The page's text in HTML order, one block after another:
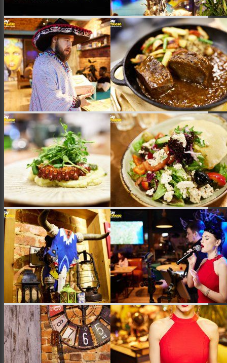
Заклади
Доставка їжі
Фотозвіти
Тревел фото
Місто
Відео